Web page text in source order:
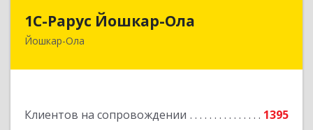
1С-Рарус Йошкар-Ола
Йошкар-Ола
Клиентов на сопровождении
1395
424004, Марий Эл Респ, Йошкар-Ола г, Волкова